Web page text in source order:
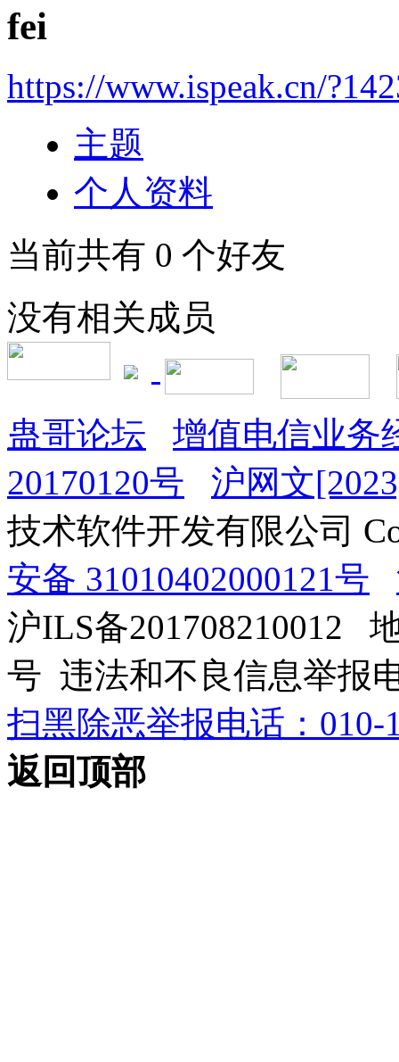
fei
https://www.ispeak.cn/
主题
个人资料
当前共有 0 个好友
没有相关成员
蛊哥论坛
增值电信业务
20170120号
沪网文
技术软件开发有限公司
安备 31010402000121号
沪ILS备201708210012
号 违法和不良信息举报
扫黑除恶举报电话：010-
返回顶部